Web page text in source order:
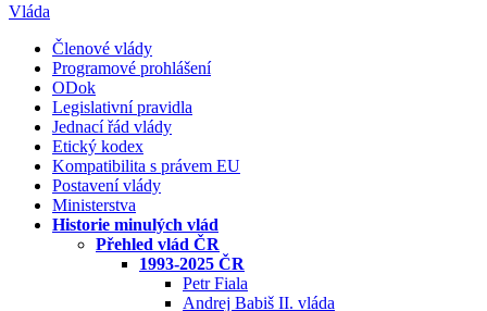
Vláda
Členové vlády
Programové prohlášení
ODok
Legislativní pravidla
Jednací řád vlády
Etický kodex
Kompatibilita s právem EU
Postavení vlády
Ministerstva
Historie minulých vlád
Přehled vlád ČR
1993-2025 ČR
Petr Fiala
Andrej Babiš II. vláda